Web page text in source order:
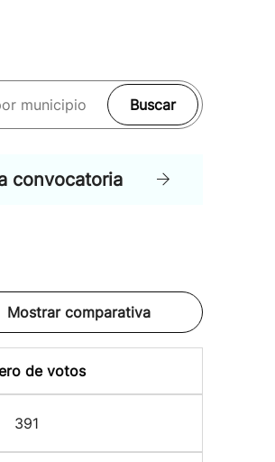
Buscar
convocatoria
Mostrar comparativa
de votos
391